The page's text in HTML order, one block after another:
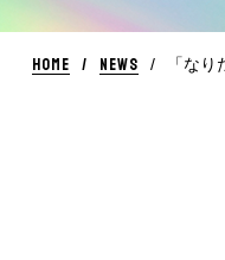
HOME NEWS 「な